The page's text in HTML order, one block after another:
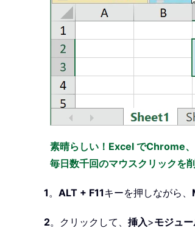
素晴らしい！Excel でChrome
毎日数千回のマウスクリックを
1。 ALT + F11キーを押しながら、
2。クリックして、 挿入>モジュ